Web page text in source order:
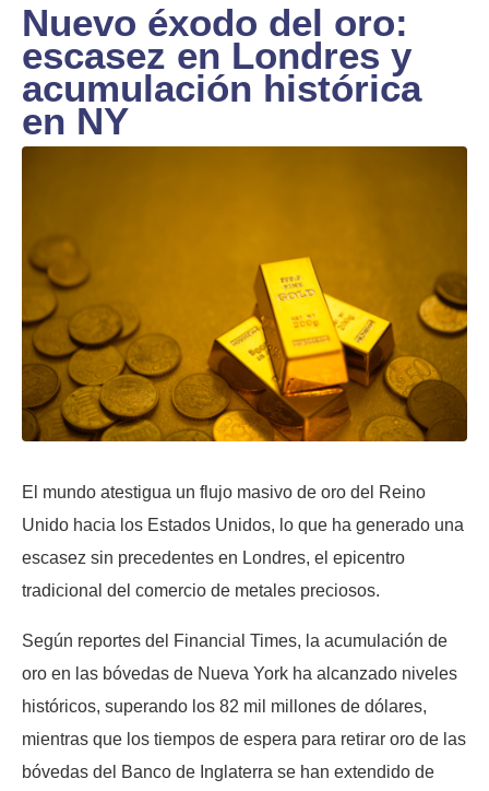
Nuevo éxodo del oro:
escasez en Londres y
acumulación histórica
en NY
El mundo atestigua un flujo masivo de oro del Reino
Unido hacia los Estados Unidos, lo que ha generado una
escasez sin precedentes en Londres, el epicentro
tradicional del comercio de metales preciosos.
Según reportes del Financial Times, la acumulación de
oro en las bóvedas de Nueva York ha alcanzado niveles
históricos, superando los 82 mil millones de dólares,
mientras que los tiempos de espera para retirar oro de las
bóvedas del Banco de Inglaterra se han extendido de